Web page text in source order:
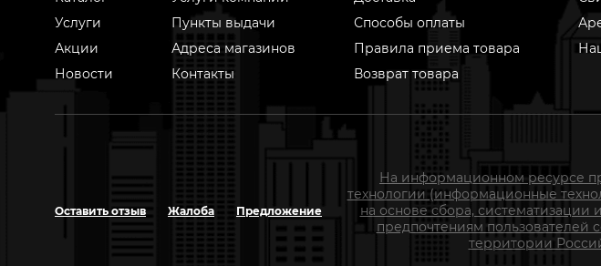
Услуги
Акции
Новости
Пункты выдачи
Адреса магазинов
Контакты
Способы оплаты
Правила приема товара
Возврат товара
Оставить отзыв Жалоба Предложение
На информационном ресурсе
технологии (информационные
на основе сбора, систематизации
предпочтениям пользователей
территории